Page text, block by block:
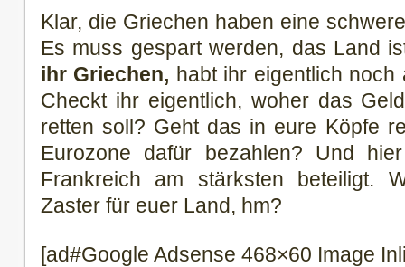
Klar, die Griechen haben eine
Es muss gespart werden, das Land
ihr Griechen, habt ihr eigentlich noch
Checkt ihr eigentlich, woher das
retten soll? Geht das in eure Köpfe
Eurozone dafür bezahlen? Und
Frankreich am stärksten beteiligt.
Zaster für euer Land, hm?
[ad#Google Adsense 468×60 Image